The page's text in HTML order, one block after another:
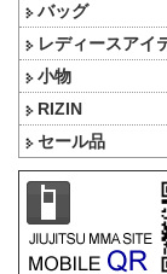
バッグ
レディースアイ
小物
RIZIN
セール品